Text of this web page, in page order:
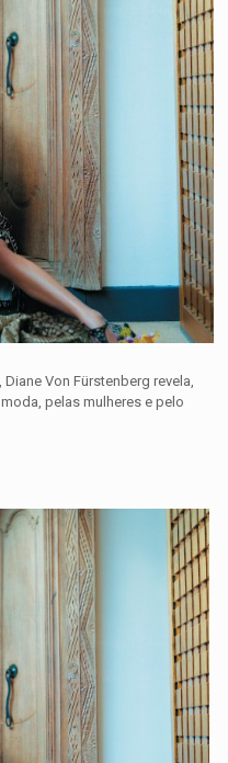
Von Fürstenberg revela,
pelas mulheres e pelo